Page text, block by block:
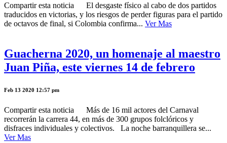
Compartir esta noticia El desgaste físico al cabo de dos partidos
traducidos en victorias, y los riesgos de perder figuras para el partido
de octavos de final, si Colombia confirma... Ver Mas
Guacherna 2020, un homenaje al maestro
Juan Piña, este viernes 14 de febrero
Feb 13 2020 12:57 pm
Compartir esta noticia Más de 16 mil actores del Carnaval
recorrerán la carrera 44, en más de 300 grupos folclóricos y
disfraces individuales y colectivos. La noche barranquillera se...
Ver Mas